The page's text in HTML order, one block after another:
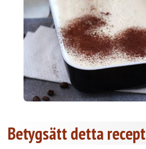
Betygsätt detta recept